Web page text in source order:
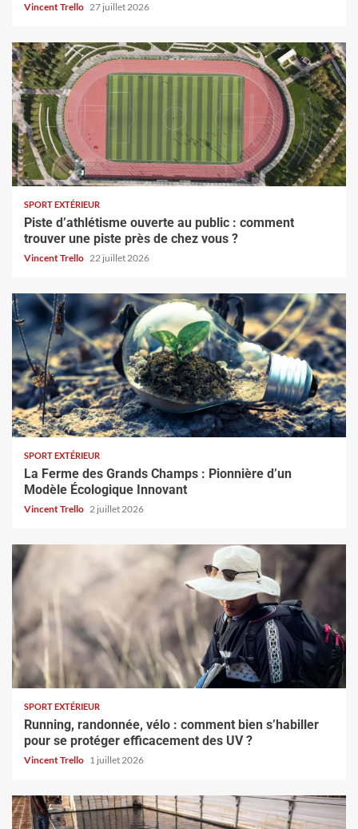
Vincent Trello 27 juillet 2026
SPORT EXTÉRIEUR
Piste d’athlétisme ouverte au public : comment
trouver une piste près de chez vous ?
Vincent Trello 22 juillet 2026
SPORT EXTÉRIEUR
La Ferme des Grands Champs : Pionnière d’un
Modèle Écologique Innovant
Vincent Trello 2 juillet 2026
SPORT EXTÉRIEUR
Running, randonnée, vélo : comment bien s’habiller
pour se protéger efficacement des UV ?
Vincent Trello 1 juillet 2026